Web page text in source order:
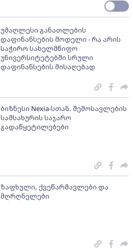
უმაღლესი განათლების
დაფინანსების მოდელი - რა არის
საჭირო სახელმწიფო
უნივერსიტეტებში სრული
დაფინანსების მისაღებად
ბიზნესი Nexia-სთან. შემოსავლების
სამსახურის საჯარო
გადაწყეტილებები
ზაფხული, ქვეწარმავლები და
მღრღნელები